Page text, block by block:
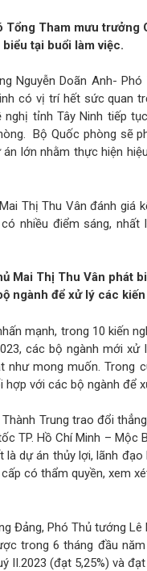
Tham mưu trưởng
biểu tại buổi làm việc.
Nguyễn Doãn Anh-
có vị trí hết sức quan
tỉnh Tây Ninh tiếp
Bộ Quốc phòng sẽ
lớn nhằm thực hiện
Thị Thu Vân đánh giá
nhiều điểm sáng,
Mai Thị Thu Vân phát
ngành để xử lý các
mạnh, trong 10 kiến
các bộ ngành mới
như mong muốn. Trong
hợp với các bộ ngành để
Trung trao đổi
TP. Hồ Chí Minh – Mộc
là dự án thủy lợi, lãnh
có thẩm quyền, xem
Đảng, Phó Thủ tướng Lê
trong 6 tháng đầu
II.2023 (đạt 5,25%) và